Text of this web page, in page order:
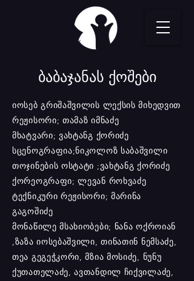
ბაბაჯანას ქოშები
იოსებ გრიშაშვილის ლექსის მიხედვით
რეჟისორი; თამაზ იმნაძე
მხატვარი; ვახტანგ ქორიძე
სცენოგრაფია;ნიკოლოზ საბაშვილი
თოჯინების ოსტატი ;ვახტანგ ქორიძე
ქორეოგრაფი; ლევან როხვაძე
ტექნიკური რეჟისორი; მარინა
გაგოშიძე
მონაწილე მსახიობები; ნანა ოქროიან
,ზაზა იოსებაშვილი, თინათინ ნემსაძე,
თეა გეგეჭკორი, მზია მოსიძე, ნუნუ
ქუთათელაძე, ავთანდილ ჩიქვილაძე,